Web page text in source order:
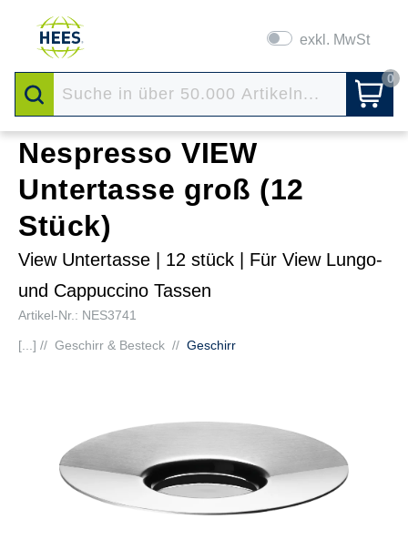
exkl. MwSt
0
Nespresso VIEW
Untertasse groß (12
Stück)
View Untertasse | 12 stück | Für View Lungo-
und Cappuccino Tassen
Artikel-Nr.: NES3741
[...] // Geschirr & Besteck // Geschirr